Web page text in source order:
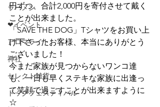
ラーメン
❤イベント
アロマライト
神社
セレクト雑貨
ドッグフェスティバル
円ずつ、合計2,000円を寄付させて戴く
ことが出来ました。
「SAVE THE DOG」Tシャツをお買い上
げ下さったお客様、本当にありがとう
ございました！
今まだ家族が見つからないワンコ達
も、一日も早くステキな家族に出逢っ
て笑顔で過ごすことが出来ますように
☆